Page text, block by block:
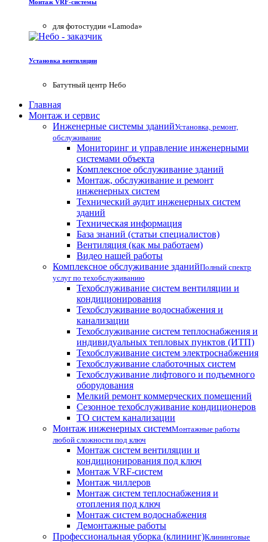
Монтаж VRF-системы
для фотостудии «Lamoda»
Установка вентиляции
Батутный центр Небо
Главная
Монтаж и сервис
Инженерные системы зданийУстановка, ремонт,
обслуживание
Мониторинг и управление инженерными
системами объекта
Комплексное обслуживание зданий
Монтаж, обслуживание и ремонт
инженерных систем
Технический аудит инженерных систем
зданий
Техническая информация
База знаний (статьи специалистов)
Вентиляция (как мы работаем)
Видео нашей работы
Комплексное обслуживание зданийПолный спектр
услуг по техобслуживанию
Техобслуживание систем вентиляции и
кондиционирования
Техобслуживание водоснабжения и
канализации
Техобслуживание систем теплоснабжения и
индивидуальных тепловых пунктов (ИТП)
Техобслуживание систем электроснабжения
Техобслуживание слаботочных систем
Техобслуживание лифтового и подъемного
оборудования
Мелкий ремонт коммерческих помещений
Сезонное техобслуживание кондиционеров
ТО систем канализации
Монтаж инженерных системМонтажные работы
любой сложности под ключ
Монтаж систем вентиляции и
кондиционирования под ключ
Монтаж VRF-систем
Монтаж чиллеров
Монтаж систем теплоснабжения и
отопления под ключ
Монтаж систем водоснабжения
Демонтажные работы
Профессиональная уборка (клининг)Клининговые